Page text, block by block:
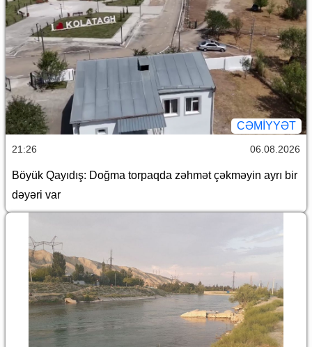
CƏMİYYƏT
21:26 06.08.2026
Böyük Qayıdış: Doğma torpaqda zəhmət çəkməyin ayrı bir
dəyəri var